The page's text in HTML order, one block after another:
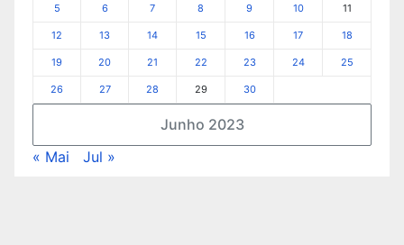
Junho 2023
5 6 7 8 9 10 11
12 13 14 15 16 17 18
19 20 21 22 23 24 25
26 27 28 29 30
« Mai Jul »